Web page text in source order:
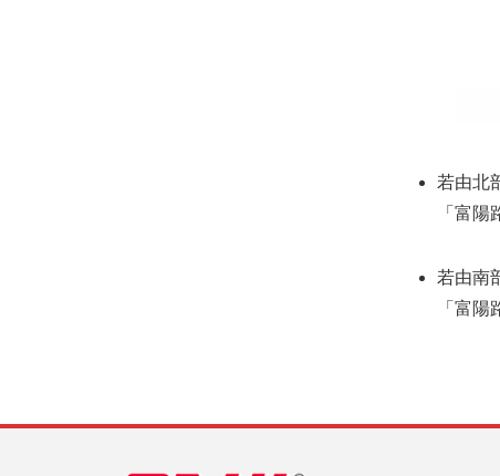
若由北
「富
若由南
「富